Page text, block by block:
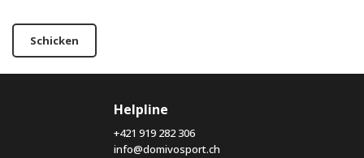
Schicken
Helpline
+421 919 282 306
info@domivosport.ch